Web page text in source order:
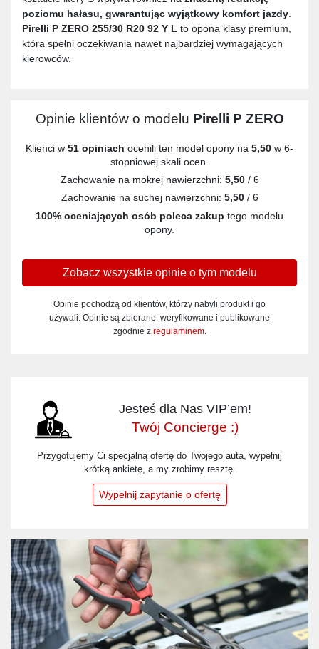
poziomu hałasu, gwarantując wyjątkowy komfort jazdy.
Pirelli P ZERO 255/30 R20 92 Y L to opona klasy premium,
która spełni oczekiwania nawet najbardziej wymagających
kierowców.
Opinie klientów o modelu Pirelli P ZERO
Klienci w 51 opiniach ocenili ten model opony na 5,50 w 6-
stopniowej skali ocen.
Zachowanie na mokrej nawierzchni: 5,50/ 6
Zachowanie na suchej nawierzchni: 5,50/ 6
100% oceniających osób poleca zakup tego modelu
opony.
Zobacz wszystkie opinie o tym modelu
Opinie pochodzą od klientów, którzy nabyli produkt i go
używali. Opinie są zbierane, weryfikowane i publikowane
zgodnie z regulaminem.
Jesteś dla Nas VIP’em!
Twój Concierge :)
Przygotujemy Ci specjalną ofertę do Twojego auta, wypełnij
krótką ankietę, a my zrobimy resztę.
Wypełnij zapytanie o ofertę